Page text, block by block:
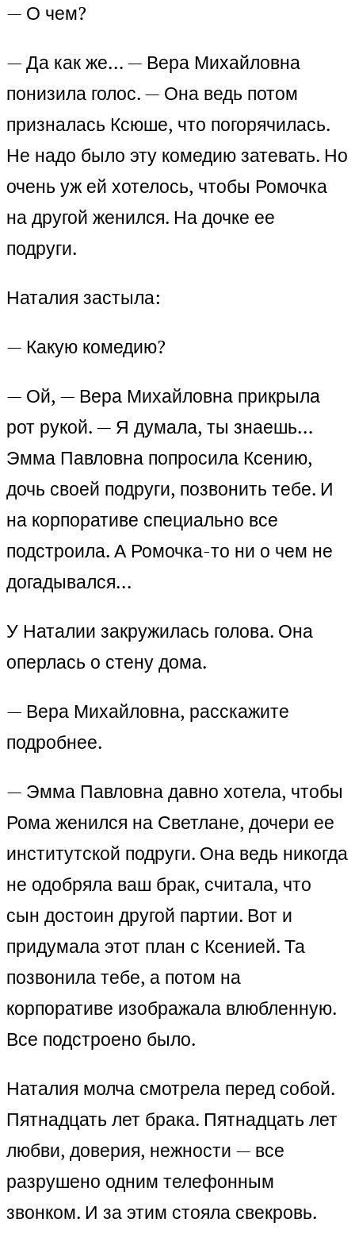
— О чем?
— Да как же… — Вера Михайловна
понизила голос. — Она ведь потом
призналась Ксюше, что погорячилась.
Не надо было эту комедию затевать. Но
очень уж ей хотелось, чтобы Ромочка
на другой женился. На дочке ее
подруги.
Наталия застыла:
— Какую комедию?
— Ой, — Вера Михайловна прикрыла
рот рукой. — Я думала, ты знаешь…
Эмма Павловна попросила Ксению,
дочь своей подруги, позвонить тебе. И
на корпоративе специально все
подстроила. А Ромочка-то ни о чем не
догадывался…
У Наталии закружилась голова. Она
оперлась о стену дома.
— Вера Михайловна, расскажите
подробнее.
— Эмма Павловна давно хотела, чтобы
Рома женился на Светлане, дочери ее
институтской подруги. Она ведь никогда
не одобряла ваш брак, считала, что
сын достоин другой партии. Вот и
придумала этот план с Ксенией. Та
позвонила тебе, а потом на
корпоративе изображала влюбленную.
Все подстроено было.
Наталия молча смотрела перед собой.
Пятнадцать лет брака. Пятнадцать лет
любви, доверия, нежности — все
разрушено одним телефонным
звонком. И за этим стояла свекровь.